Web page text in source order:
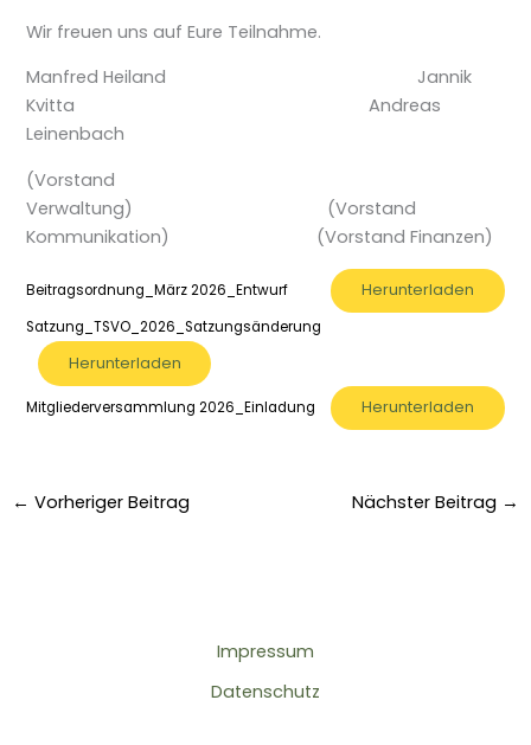
Wir freuen uns auf Eure Teilnahme.
Manfred Heiland Jannik
Kvitta Andreas
Leinenbach
(Vorstand
Verwaltung) (Vorstand
Kommunikation) (Vorstand Finanzen)
Beitragsordnung_März 2026_Entwurf Herunterladen
Satzung_TSVO_2026_Satzungsänderung
Herunterladen
Mitgliederversammlung 2026_Einladung Herunterladen
← Vorheriger Beitrag Nächster Beitrag →
Impressum
Datenschutz